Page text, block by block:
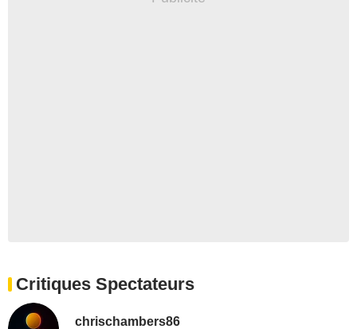
Critiques Spectateurs
chrischambers86